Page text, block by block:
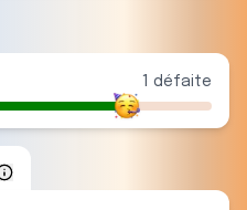
défaite